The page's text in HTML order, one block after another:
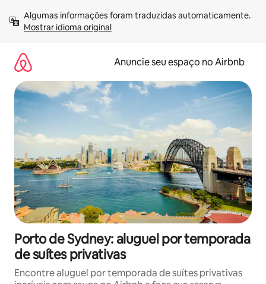
para
Mostrar idioma original
Anuncie seu espaço no Airbnb
Porto de Sydney: aluguel por temporada
de suítes privativas
Encontre aluguel por temporada de suítes privativas